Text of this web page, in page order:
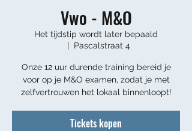
Vwo - M&O
Het tijdstip wordt later bepaald
  |
Pascalstraat 4
Onze 12 uur durende training bereid je
voor op je M&O examen, zodat je met
zelfvertrouwen het lokaal binnenloopt!
Tickets kopen